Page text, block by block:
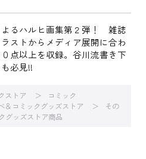
るハルヒ画集第２弾！ 雑誌
ストからメディア展開に合わ
点以上を収録。谷川流書き下
必見!!
ストア
コミック
＆コミックグッズストア
その
グッズストア商品